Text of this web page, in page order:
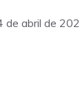
de abril de